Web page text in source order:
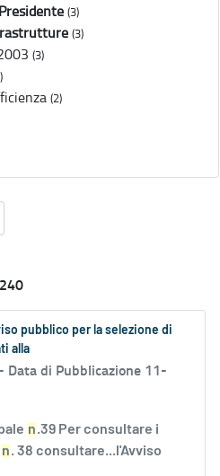
(3)
(3)
(3)
(2)
pubblico per la selezione di
alla
Data di Pubblicazione 11-
n.39 Per consultare i
n. 38 consultare...l'Avviso